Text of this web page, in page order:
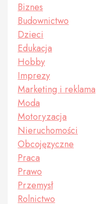
Biznes
Budownictwo
Dzieci
Edukacja
Hobby
Imprezy
Marketing i reklama
Moda
Motoryzacja
Nieruchomości
Obcojęzyczne
Praca
Prawo
Przemysł
Rolnictwo